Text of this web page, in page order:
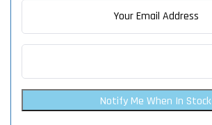
Notify Me When In Stock